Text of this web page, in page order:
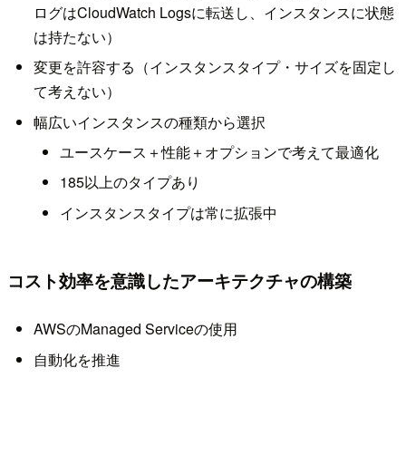
ログはCloudWatch Logsに転送し、インスタンスに状態
は持たない）
変更を許容する（インスタンスタイプ・サイズを固定し
て考えない）
幅広いインスタンスの種類から選択
ユースケース＋性能＋オプションで考えて最適化
185以上のタイプあり
インスタンスタイプは常に拡張中
コスト効率を意識したアーキテクチャの構築
AWSのManaged Serviceの使用
自動化を推進